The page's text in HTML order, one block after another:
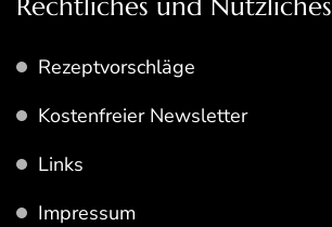
Rezeptvorschläge
Kostenfreier Newsletter
Links
Impressum